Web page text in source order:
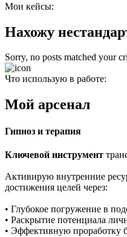
Мои кейсы:
Нахожу
Sorry, no posts matched your
Что использую в работе:
Мой арсенал
Гипноз и терапия
Ключевой инструмент
Активирую внутренние
достижения целей через:
• Глубокое погружение в
• Раскрытие потенциала
• Эффективную проработку